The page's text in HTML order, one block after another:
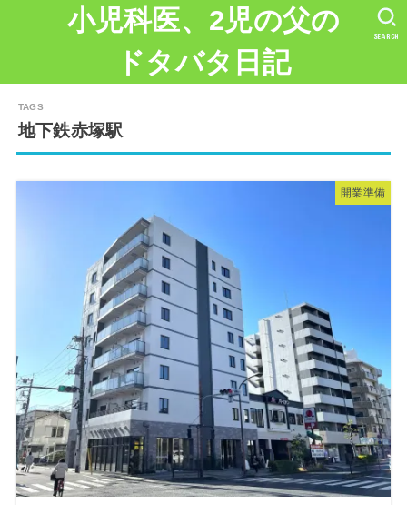
小児科医、2児の父の
ドタバタ日記
SEARCH
地下鉄赤塚駅
開業準備